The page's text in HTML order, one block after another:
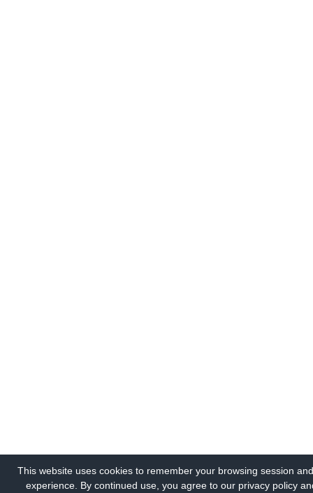
This website uses cookies to remember your browsing session
experience. By continued use, you agree to our privacy policy